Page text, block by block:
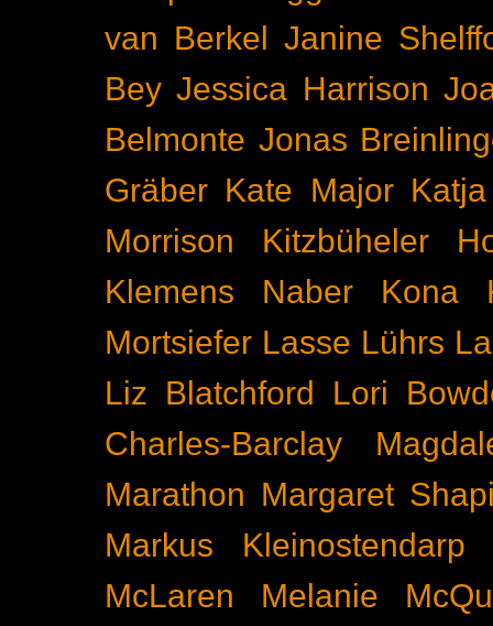
van Berkel Janine
Bey Jessica Harrison
Belmonte Jonas
Gräber Kate Major
Morrison
Kitzbüheler
Klemens Naber
Kona
Mortsiefer Lasse Lührs
Liz Blatchford
Lori
Charles-Barclay
Marathon Margaret
Markus Kleinostendarp
McLaren
Melanie